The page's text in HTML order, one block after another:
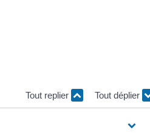
Tout replier Tout déplier